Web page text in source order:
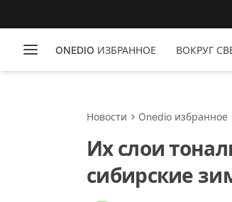
ONEDIO ИЗБРАННОЕ ВОКРУГ
Новости Onedio избранное
Их слои
сибирские